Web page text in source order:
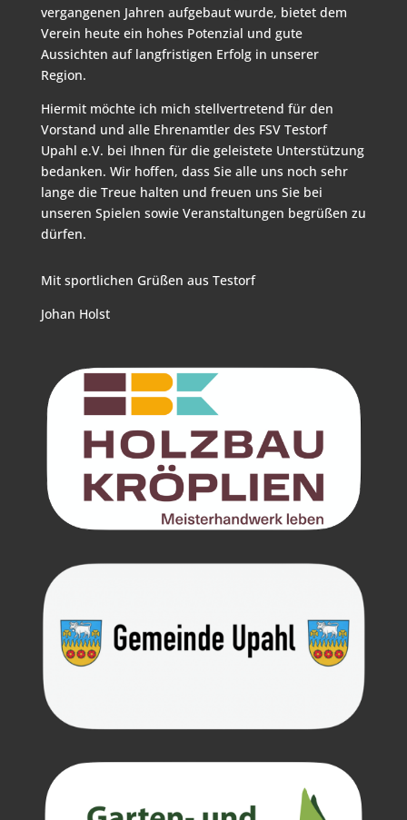
vergangenen Jahren aufgebaut wurde, bietet dem
Verein heute ein hohes Potenzial und gute
Aussichten auf langfristigen Erfolg in unserer
Region.
Hiermit möchte ich mich stellvertretend für den
Vorstand und alle Ehrenamtler des FSV Testorf
Upahl e.V. bei Ihnen für die geleistete Unterstützung
bedanken. Wir hoffen, dass Sie alle uns noch sehr
lange die Treue halten und freuen uns Sie bei
unseren Spielen sowie Veranstaltungen begrüßen zu
dürfen.
Mit sportlichen Grüßen aus Testorf
Johan Holst